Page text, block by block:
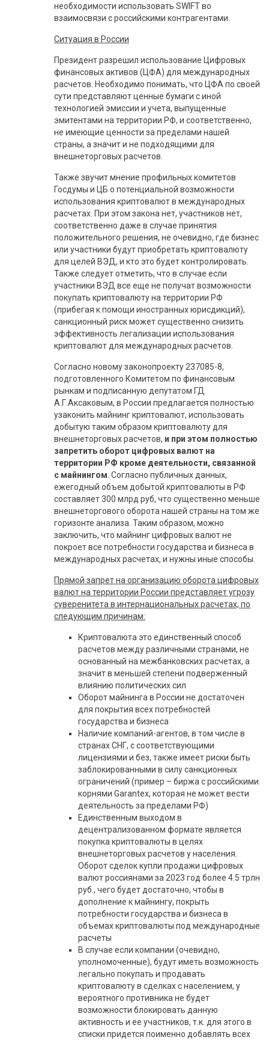
необходимости использовать SWIFT во
взаимосвязи с российскими контрагентами.
Ситуация в России
Президент разрешил использование Цифровых
финансовых активов (ЦФА) для международных
расчетов. Необходимо понимать, что ЦФА по своей
сути представляют ценные бумаги с иной
технологией эмиссии и учета, выпущенные
эмитентами на территории РФ, и соответственно,
не имеющие ценности за пределами нашей
страны, а значит и не подходящими для
внешнеторговых расчетов.
Также звучит мнение профильных комитетов
Госдумы и ЦБ о потенциальной возможности
использования криптовалют в международных
расчетах. При этом закона нет, участников нет,
соответственно даже в случае принятия
положительного решения, не очевидно, где бизнес
или участники будут приобретать криптовалюту
для целей ВЭД, и кто это будет контролировать.
Также следует отметить, что в случае если
участники ВЭД все еще не получат возможности
покупать криптовалюту на территории РФ
(прибегая к помощи иностранных юрисдикций),
санкционный риск может существенно снизить
эффективность легализации использования
криптовалют для международных расчетов.
Согласно новому законопроекту 237085-8,
подготовленного Комитетом по финансовым
рынкам и подписанную депутатом ГД
А.Г.Аксаковым, в России предлагается полностью
узаконить майнинг криптовалют, использовать
добытую таким образом криптовалюту для
внешнеторговых расчетов, и при этом полностью
запретить оборот цифровых валют на
территории РФ кроме деятельности, связанной
с майнингом . Согласно публичных данных,
ежегодный объем добытой криптовалюты в РФ
составляет 300 млрд руб, что существенно меньше
внешнеторгового оборота нашей страны на том же
горизонте анализа. Таким образом, можно
заключить, что майнинг цифровых валют не
покроет все потребности государства и бизнеса в
международных расчетах, и нужны иные способы.
Прямой запрет на организацию оборота цифровых
валют на территории России представляет угрозу
суверенитета в интернациональных расчетах, по
следующим причинам:
Криптовалюта это единственный способ
расчетов между различными странами, не
основанный на межбанковских расчетах, а
значит в меньшей степени подверженный
влиянию политических сил
Оборот майнинга в России не достаточен
для покрытия всех потребностей
государства и бизнеса
Наличие компаний-агентов, в том числе в
странах СНГ, с соответствующими
лицензиями и без, также имеет риски быть
заблокированными в силу санкционных
ограничений (пример – биржа с российскими
корнями Garantex, которая не может вести
деятельность за пределами РФ)
Единственным выходом в
децентрализованном формате является
покупка криптовалюты в целях
внешнеторговых расчетов у населения.
Оборот сделок купли продажи цифровых
валют россиянами за 2023 год более 4.5 трлн
руб., чего будет достаточно, чтобы в
дополнение к майнингу, покрыть
потребности государства и бизнеса в
объемах криптовалюты под международные
расчеты
В случае если компании (очевидно,
уполномоченные), будут иметь возможность
легально покупать и продавать
криптовалюту в сделках с населением, у
вероятного противника не будет
возможности блокировать данную
активность и ее участников, т.к. для этого в
списки придется поименно добавлять всех